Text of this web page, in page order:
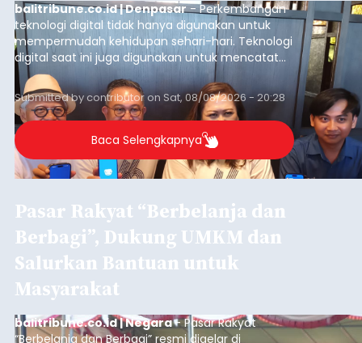
balitribune.co.id | Denpasar- Perkembangan
teknologi digital tidak hanya digunakan untuk
mempermudah kehidupan sehari-hari. Teknologi
digital saat ini juga digunakan untuk mencatat
dan mengelola data base alumni dari suatu
sekolah, salah satunya adalah alumni SMA 1
Denpasar.
Submitted bycontributoron Sat, 08/08/2026 - 20:28
Baca Selengkapnya
Pasar Rakyat “Berbelanja dan
Berbagi”, Dukung UMKM dan
Salurkan Bantuan untuk
Masyarakat
balitribune.co.id | Negara- Pasar Rakyat
“Berbelanja dan Berbagi” resmi digelar di